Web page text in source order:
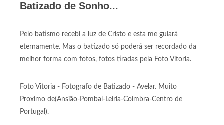
Batizado de Sonho...
Pelo batismo recebi a luz de Cristo e esta me guiará
eternamente. Mas o batizado só poderá ser recordado da
melhor forma com fotos, fotos tiradas pela Foto Vitoria.
Foto Vitoria - Fotografo de Batizado - Avelar. Muito
Proximo de(Ansião-Pombal-Leiria-Coimbra-Centro de
Portugal).